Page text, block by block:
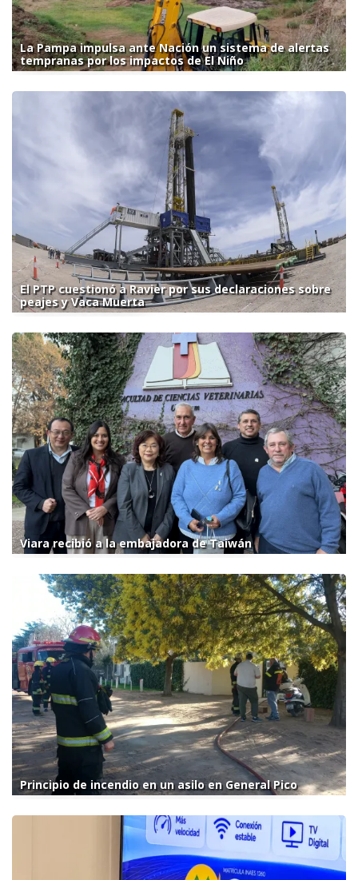
La Pampa impulsa ante Nación un sistema de alertas
tempranas por los impactos de El Niño
El PTP cuestionó a Ravier por sus declaraciones sobre
peajes y Vaca Muerta
Viara recibió a la embajadora de Taiwán
Principio de incendio en un asilo en General Pico